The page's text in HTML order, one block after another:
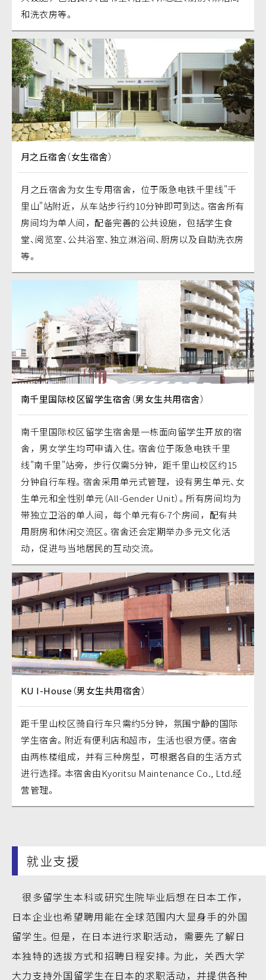
和洗衣房等。
月之丘宿舍（女生宿舍）
月之丘宿舍为女生专用宿舍，位于阪急电铁千里线"千
里山"站附近，从车站步行约10分钟即可到达。宿舍所有
房间均为单人间，配备完善的公共设施，包括学生食
堂、阅览室、公共浴室、独立淋浴间、厨房以及自助洗衣房
等。
南千里国际校区留学生宿舍（男女生共用宿舍）
南千里国际校区留学生宿舍是一栋面向留学生开放的宿
舍，男女学生均可申请入住。宿舍位于阪急电铁千里
线"南千里"站旁，步行仅需5分钟，距千里山校区约15
分钟自行车程。宿舍采用单元式管理，设有男生单元、女
生单元和全性别单元（All-Gender Unit）。所有房间均为
带独立卫浴的单人间，每个单元有6-7个房间，配有共
用厨房和休闲交流区。宿舍还会定期举办多元文化活
动，促进与当地居民的互动交流。
KU I-House（男女生共用宿舍）
距千里山校区骑自行车只需约5分钟，氛围宁静的国际
学生宿舍。附近有便利店和超市，生活也很方便。宿舍
由两栋楼组成，并有三种房型，可根据各自的生活方式
进行选择。本宿舍由Kyoritsu Maintenance Co., Ltd.经
营管理。
就业支援
很多留学生本科或研究生院毕业后想在日本工作，
日本企业也希望聘用能在全球范围内大显身手的外国
留学生。但是，在日本进行求职活动，需要先了解日
本独特的选拔方式和招聘日程安排。为此，关西大学
大力支持外国留学生在日本的求职活动，并提供各种